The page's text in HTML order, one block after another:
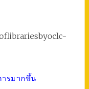
รมากขึ้น